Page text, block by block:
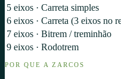
5 eixos · Carreta simples
6 eixos · Carreta (3 eixos no
7 eixos · Bitrem / treminhão
9 eixos · Rodotrem
POR QUE A ZARCOS